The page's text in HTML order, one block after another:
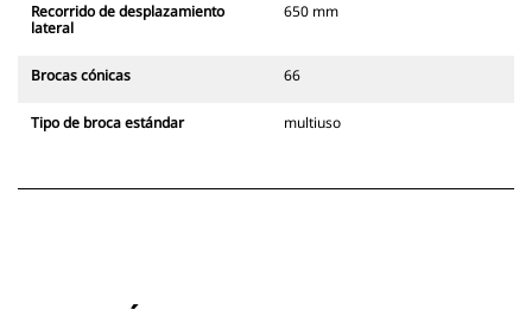
Recorrido de desplazamiento
lateral
650 mm
Brocas cónicas 66
Tipo de broca estándar multiuso